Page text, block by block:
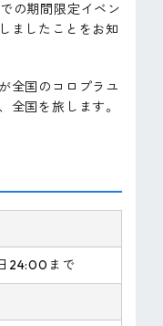
の期間限定イベン
ましたことをお知
全国のコロプラユ
全国を旅します。
24:00まで